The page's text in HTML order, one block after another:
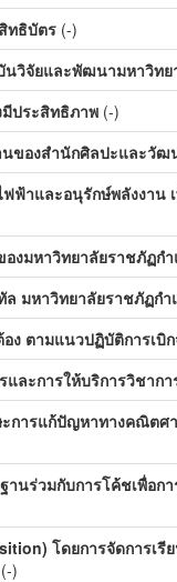
ทธิบัตร (-)
วิจัยและพัฒนามหาวิทย
มีประสิทธิภาพ (-)
นของสำนักศิลปะและวัฒ
และอนุรักษ์พลังงาน
งมหาวิทยาลัยราชภัฏกำ
มหาวิทยาลัยราชภัฏกำ
ง ตามแนวปฏิบัติการเ
ละการให้บริการวิชาก
การแก้ปัญหาทางคณิต
ร่วมกับการโค้ชเพื่อก
โดยการจัดการ
(-)